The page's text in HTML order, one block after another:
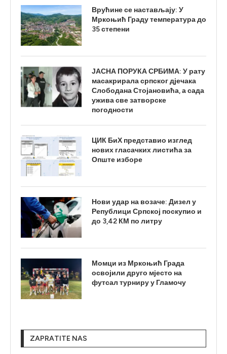
Врућине се настављају: У
Мркоњић Граду температура до
35 степени
ЈАСНА ПОРУКА СРБИМА: У рату
масакрирала српског дјечака
Слободана Стојановића, а сада
ужива све затворске
погодности
ЦИК БиХ представио изглед
нових гласачких листића за
Опште изборе
Нови удар на возаче: Дизел у
Републици Српској поскупио и
до 3,42 КМ по литру
Момци из Мркоњић Града
освојили друго мјесто на
футсал турниру у Гламочу
ZAPRATITE NAS